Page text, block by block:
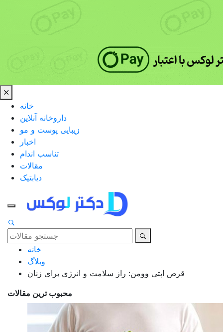
خانه
داروخانه آنلاین
زیبایی پوست و مو
اخبار
تناسب اندام
مقالات
دیابتیک
خانه
وبلاگ
قرص اپتی وومن: راز سلامت و انرژی برای زنان
محبوب ترین مقالات